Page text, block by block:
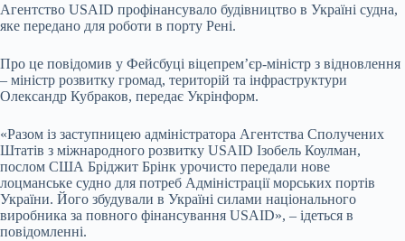
Агентство USAID профінансувало будівництво в Україні судна,
яке передано для роботи в порту Рені.
Про це повідомив у Фейсбуці віцепрем’єр-міністр з відновлення
– міністр розвитку громад, територій та інфраструктури
Олександр Кубраков, передає Укрінформ.
«Разом із заступницею адміністратора Агентства Сполучених
Штатів з міжнародного розвитку USAID Ізобель Коулман,
послом США Бріджит Брінк урочисто передали нове
лоцманське судно для потреб Адміністрації морських портів
України. Його збудували в Україні силами національного
виробника за повного фінансування USAID», – ідеться в
повідомленні.